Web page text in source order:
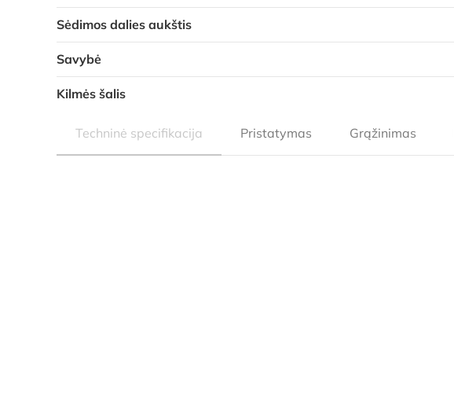
Sėdimos dalies aukštis
Savybė
Kilmės šalis
Techninė specifikacija Pristatymas Grąžinimas